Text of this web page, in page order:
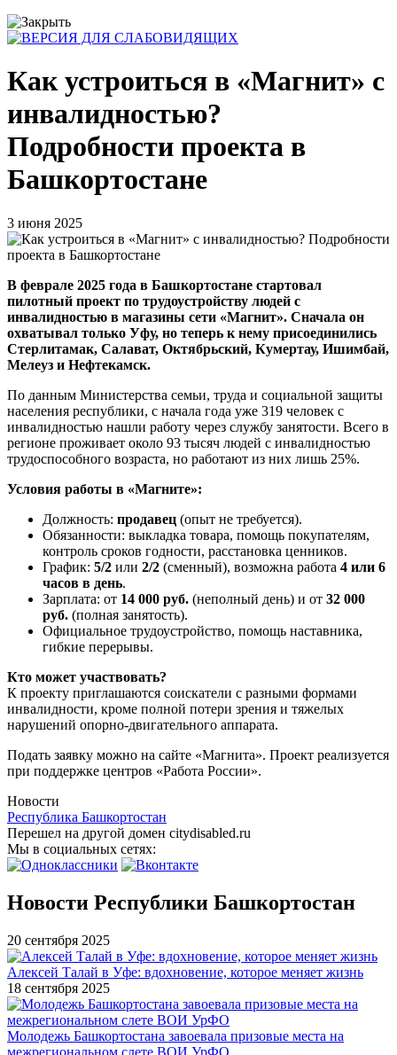
Как устроиться в «Магнит» с
инвалидностью?
Подробности проекта в
Башкортостане
3 июня 2025
В феврале 2025 года в Башкортостане стартовал
пилотный проект по трудоустройству людей с
инвалидностью в магазины сети «Магнит». Сначала он
охватывал только Уфу, но теперь к нему присоединились
Стерлитамак, Салават, Октябрьский, Кумертау, Ишимбай,
Мелеуз и Нефтекамск.
По данным Министерства семьи, труда и социальной защиты
населения республики, с начала года уже 319 человек с
инвалидностью нашли работу через службу занятости. Всего в
регионе проживает около 93 тысяч людей с инвалидностью
трудоспособного возраста, но работают из них лишь 25%.
Условия работы в «Магните»:
Должность: продавец (опыт не требуется).
Обязанности: выкладка товара, помощь покупателям,
контроль сроков годности, расстановка ценников.
График: 5/2 или 2/2 (сменный), возможна работа 4 или 6
часов в день.
Зарплата: от 14 000 руб. (неполный день) и от 32 000
руб. (полная занятость).
Официальное трудоустройство, помощь наставника,
гибкие перерывы.
Кто может участвовать?
К проекту приглашаются соискатели с разными формами
инвалидности, кроме полной потери зрения и тяжелых
нарушений опорно-двигательного аппарата.
Подать заявку можно на сайте «Магнита». Проект реализуется
при поддержке центров «Работа России».
Новости
Республика Башкортостан
Перешел на другой домен citydisabled.ru
Мы в социальных сетях:
Новости Республики Башкортостан
20 сентября 2025
Алексей Талай в Уфе: вдохновение, которое меняет жизнь
18 сентября 2025
Молодежь Башкортостана завоевала призовые места на
межрегиональном слете ВОИ УрФО